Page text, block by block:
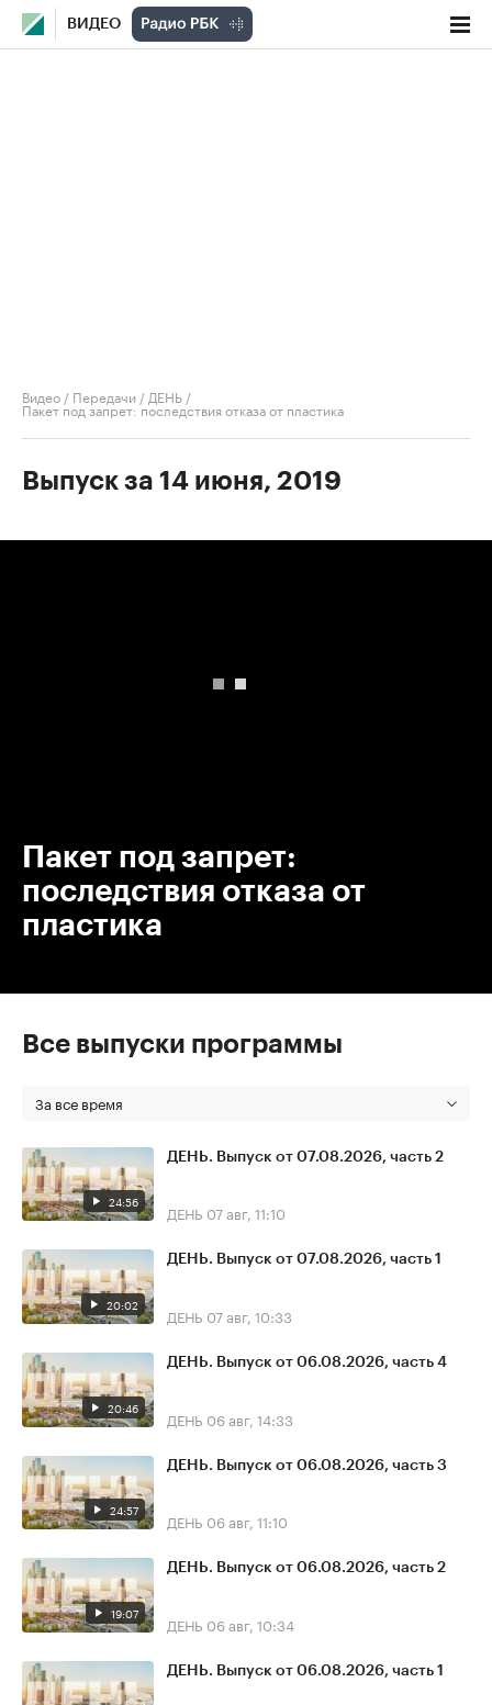
ВИДЕО
Видео / Передачи / ДЕНЬ /
Пакет под запрет: последствия отказа от пластика
Выпуск за 14 июня, 2019
Пакет под запрет:
последствия отказа от
пластика
Все выпуски программы
За все время
24:56
ДЕНЬ. Выпуск от 07.08.2026, часть 2
ДЕНЬ 07 авг, 11:10
20:02
ДЕНЬ. Выпуск от 07.08.2026, часть 1
ДЕНЬ 07 авг, 10:33
20:46
ДЕНЬ. Выпуск от 06.08.2026, часть 4
ДЕНЬ 06 авг, 14:33
24:57
ДЕНЬ. Выпуск от 06.08.2026, часть 3
ДЕНЬ 06 авг, 11:10
19:07
ДЕНЬ. Выпуск от 06.08.2026, часть 2
ДЕНЬ 06 авг, 10:34
ДЕНЬ. Выпуск от 06.08.2026, часть 1